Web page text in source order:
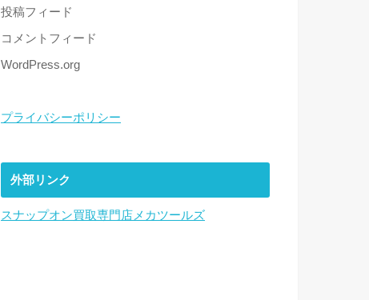
投稿フィード
コメントフィード
WordPress.org
プライバシーポリシー
外部リンク
スナップオン買取専門店メカツールズ